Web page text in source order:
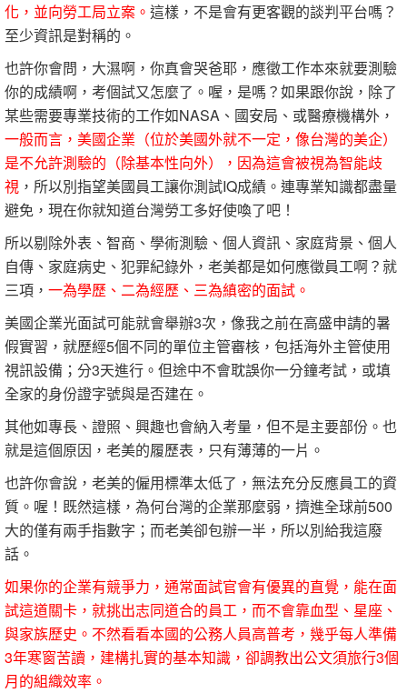
化，並向勞工局立案。 這樣，不是會有更客觀的談判平台嗎？
至少資訊是對稱的。
也許你會問，大濕啊，你真會哭爸耶，應徵工作本來就要測驗
你的成績啊，考個試又怎麼了。喔，是嗎？如果跟你說，除了
某些需要專業技術的工作如NASA、國安局、或醫療機構外，
一般而言，美國企業（位於美國外就不一定，像台灣的美企）
是不允許測驗的（除基本性向外），因為這會被視為智能歧
視 ，所以別指望美國員工讓你測試IQ成績。連專業知識都盡量
避免，現在你就知道台灣勞工多好使喚了吧！
所以剔除外表、智商、學術測驗、個人資訊、家庭背景、個人
自傳、家庭病史、犯罪紀錄外，老美都是如何應徵員工啊？就
三項， 一為學歷、二為經歷、三為縝密的面試。
美國企業光面試可能就會舉辦3次，像我之前在高盛申請的暑
假實習，就歷經5個不同的單位主管審核，包括海外主管使用
視訊設備；分3天進行。但途中不會耽誤你一分鐘考試，或填
全家的身份證字號與是否建在。
其他如專長、證照、興趣也會納入考量，但不是主要部份。也
就是這個原因，老美的履歷表，只有薄薄的一片。
也許你會說，老美的僱用標準太低了，無法充分反應員工的資
質。喔！既然這樣，為何台灣的企業那麼弱，擠進全球前500
大的僅有兩手指數字；而老美卻包辦一半，所以別給我這廢
話。
如果你的企業有競爭力，通常面試官會有優異的直覺，能在面
試這道關卡，就挑出志同道合的員工，而不會靠血型、星座、
與家族歷史。不然看看本國的公務人員高普考，幾乎每人準備
3年寒窗苦讀，建構扎實的基本知識，卻調教出公文須旅行3個
月的組織效率。